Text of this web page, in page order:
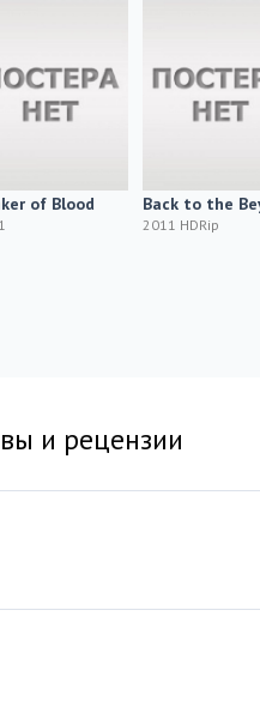
of Blood Back to the
2011 HDRip
и рецензии